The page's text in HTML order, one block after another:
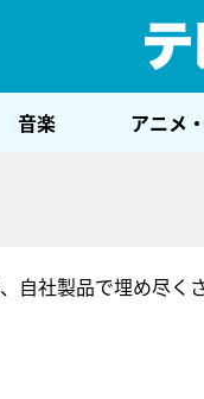
音楽 アニメ
自社製品で埋め尽く